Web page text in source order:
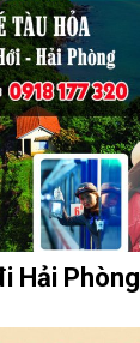
Hải Phòng